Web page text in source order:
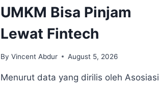
UMKM Bisa Pinjam
Lewat Fintech
By Vincent Abdur August 5, 2026
Menurut data yang dirilis oleh Asosiasi